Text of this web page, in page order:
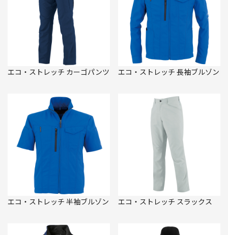
エコ・ストレッチ カーゴパンツ エコ・ストレッチ 長袖ブルゾン
エコ・ストレッチ 半袖ブルゾン エコ・ストレッチ スラックス